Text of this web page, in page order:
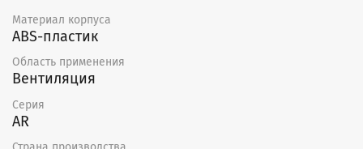
Материал корпуса
ABS-пластик
Область применения
Вентиляция
Серия
AR